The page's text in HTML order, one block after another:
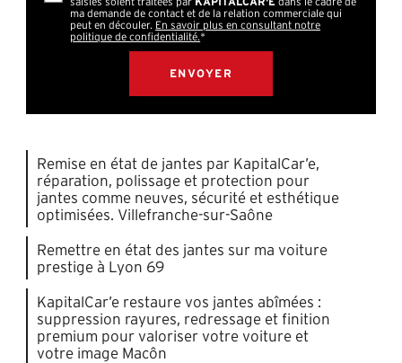
ma demande de contact et de la relation commerciale qui
peut en découler. En savoir plus en consultant notre
politique de confidentialité.*
Remise en état de jantes par KapitalCar’e,
réparation, polissage et protection pour
jantes comme neuves, sécurité et esthétique
optimisées. Villefranche-sur-Saône
Remettre en état des jantes sur ma voiture
prestige à Lyon 69
KapitalCar’e restaure vos jantes abîmées :
suppression rayures, redressage et finition
premium pour valoriser votre voiture et
votre image Macôn